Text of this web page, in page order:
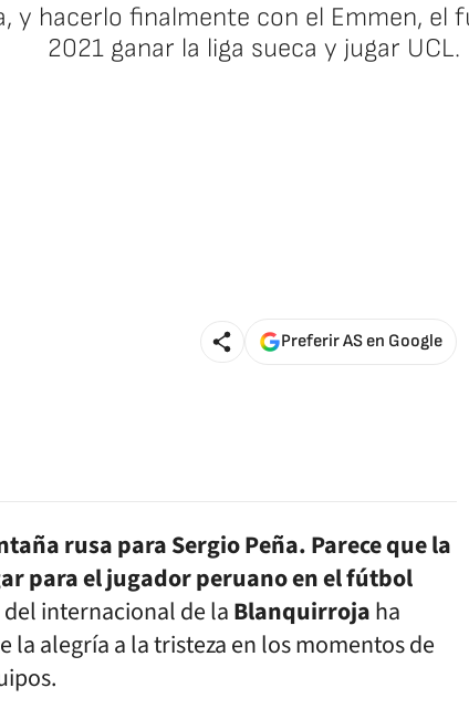
y hacerlo finalmente con el Emmen,
2021 ganar la liga sueca y jugar UCL.
Preferir AS en Google
rusa para Sergio Peña. Parece que la
para el jugador peruano en el fútbol
del internacional de laBlanquirrojaha
la alegría a la tristeza en los momentos de